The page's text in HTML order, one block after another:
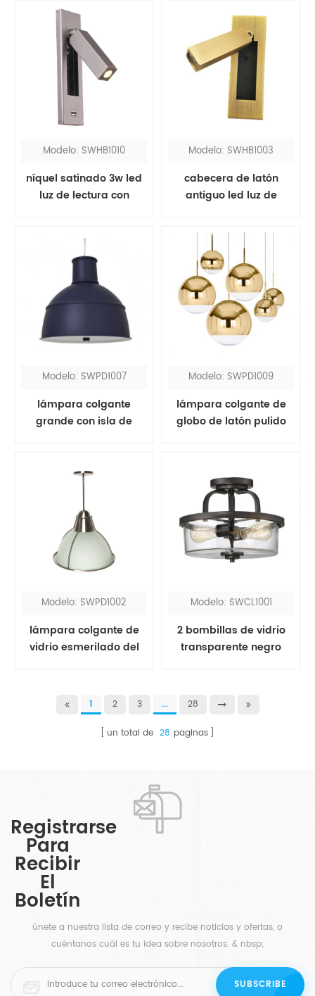
Modelo: SWHB1010
níquel satinado 3w led
luz de lectura con
Modelo: SWHB1003
cabecera de latón
antiguo led luz de
Modelo: SWPD1007
lámpara colgante
grande con isla de
Modelo: SWPD1009
lámpara colgante de
globo de latón pulido
Modelo: SWPD1002
lámpara colgante de
vidrio esmerilado del
Modelo: SWCL1001
2 bombillas de vidrio
transparente negro
1 2 3 ... 28
un total de 28 paginas
Registrarse
Para
Recibir
El
Boletín
únete a nuestra lista de correo y recibe noticias y ofertas, o
cuéntanos cuál es tu idea sobre nosotros. & nbsp;